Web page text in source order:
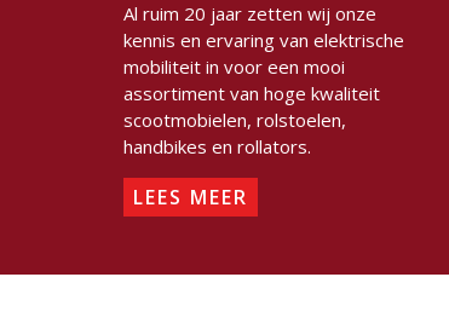
Al ruim 20 jaar zetten wij onze
kennis en ervaring van elektrische
mobiliteit in voor een mooi
assortiment van hoge kwaliteit
scootmobielen, rolstoelen,
handbikes en rollators.
LEES MEER